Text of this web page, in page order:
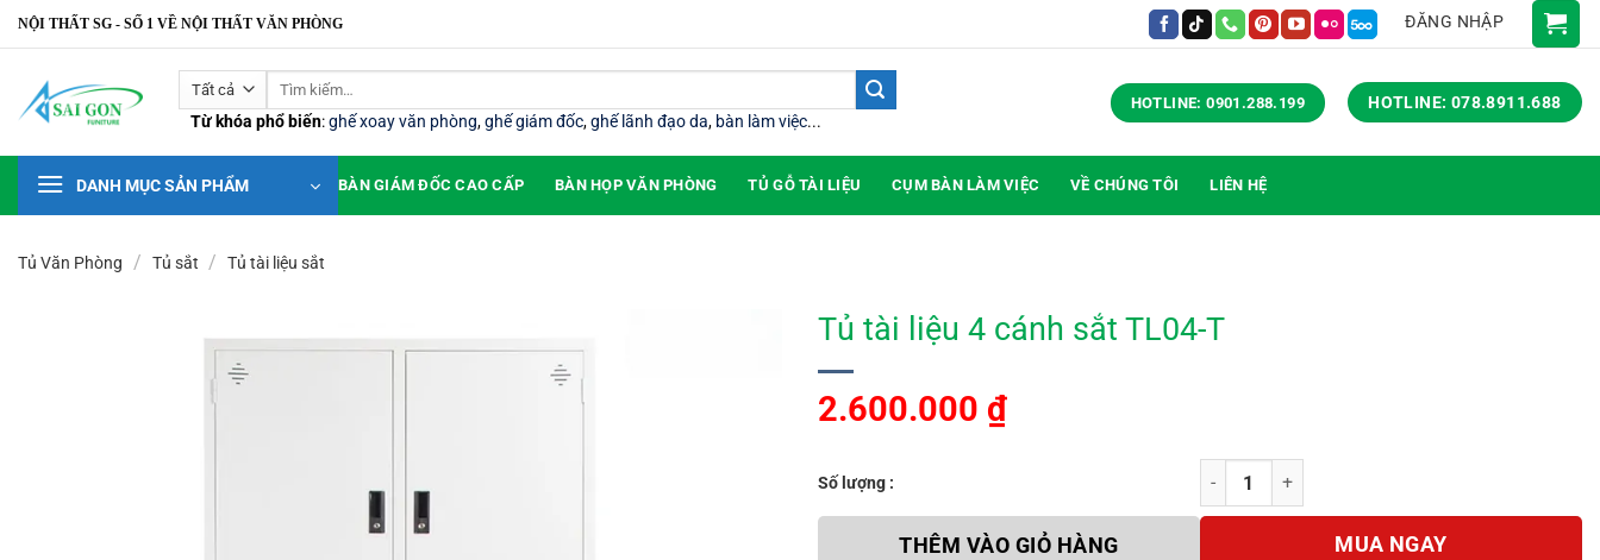
Bỏ
qua
dung
NỘI THẤT SG - SỐ 1 VỀ NỘI THẤT VĂN PHÒNG ĐĂNG NHẬP
Tìm
Từ khóa phổ biến:ghế xoay văn phòng,ghế giám đốc,ghế lãnh đạo da, bàn làm việc...
HOTLINE: 0901.288.199 HOTLINE: 078.8911.688
DANH MỤC SẢN PHẨM BÀN GIÁM ĐỐC CAO CẤP BÀN HỌP VĂN PHÒNG TỦ GỖ TÀI LIỆU CỤM BÀN LÀM VIỆC VỀ CHÚNG TÔI LIÊN HỆ
Tủ Văn Phòng / Tủ sắt / Tủ tài liệu sắt
Tủ tài liệu 4 cánh sắt TL04-T
2.600.000 ₫
Số lượng :
Tủ tài liệu 4 cánh sắt TL04-T số lượng
THÊM VÀO GIỎ HÀNG MUA NGAY